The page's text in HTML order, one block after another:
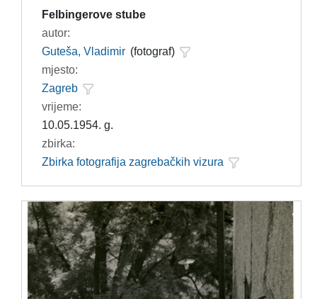
Felbingerove stube
autor:
Guteša, Vladimir (fotograf)
mjesto:
Zagreb
vrijeme:
10.05.1954. g.
zbirka:
Zbirka fotografija zagrebačkih vizura